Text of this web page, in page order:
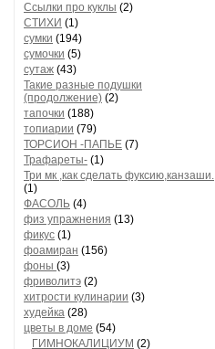
Ссылки про куклы (2)
СТИХИ (1)
сумки (194)
сумочки (5)
сутаж (43)
Такие разные подушки
(продолжение) (2)
тапочки (188)
топиарии (79)
ТОРСИОН -ПАПЬЕ (7)
Трафареты- (1)
Три мк ,как сделать фуксию,канзаши.
(1)
ФАСОЛЬ (4)
физ упражнения (13)
фикус (1)
фоамиран (156)
фоны (3)
фриволитэ (2)
хитрости кулинарии (3)
худейка (28)
цветы в доме (54)
ГИМНОКАЛИЦИУМ (2)